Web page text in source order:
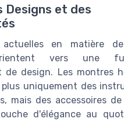
Designs et des
actuelles en matière
vers une
design. Les montres
uniquement des
mais des accessoires
d'élégance au